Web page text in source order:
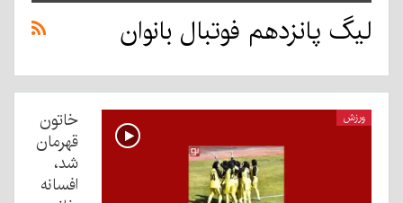
لیگ پانزدهم فوتبال بانوان
ورزش
خاتون
قهرمان
شد،
افسانه